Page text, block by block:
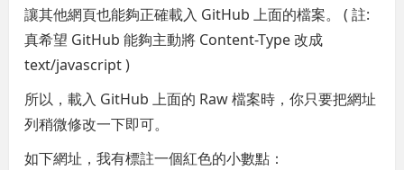
讓其他網頁也能夠正確載入 GitHub 上面的檔案。 ( 註:
真希望 GitHub 能夠主動將 Content-Type 改成
text/javascript )
所以，載入 GitHub 上面的 Raw 檔案時，你只要把網址
列稍微修改一下即可。
如下網址，我有標註一個紅色的小數點：